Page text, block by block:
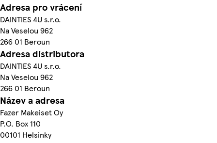
Adresa pro vrácení
DAINTIES 4U s.r.o.
Na Veselou 962
266 01 Beroun
Adresa distributora
DAINTIES 4U s.r.o.
Na Veselou 962
266 01 Beroun
Název a adresa
Fazer Makeiset Oy
P.O. Box 110
00101 Helsinky